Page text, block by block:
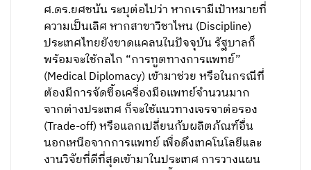
ศ.ดร.ยศชนัน ระบุต่อไปว่า หากเรามีเป้าหมายที่
ความเป็นเลิศ หากสาขาวิชาไหน (Discipline)
ประเทศไทยยังขาดแคลนในปัจจุบัน รัฐบาลก็
พร้อมจะใช้กลไก “การทูตทางการแพทย์”
(Medical Diplomacy) เข้ามาช่วย หรือในกรณีที่
ต้องมีการจัดซื้อเครื่องมือแพทย์จำนวนมาก
จากต่างประเทศ ก็จะใช้แนวทางเจรจาต่อรอง
(Trade-off) หรือแลกเปลี่ยนกับผลิตภัณฑ์อื่น
นอกเหนือจากการแพทย์ เพื่อดึงเทคโนโลยีและ
งานวิจัยที่ดีที่สุดเข้ามาในประเทศ การวางแผน